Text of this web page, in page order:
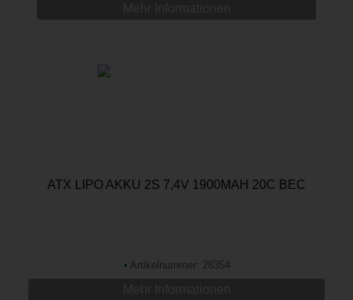
ATX LIPO AKKU 2S 7,4V 1900MAH 20C BEC
• Artikelnummer: 28354